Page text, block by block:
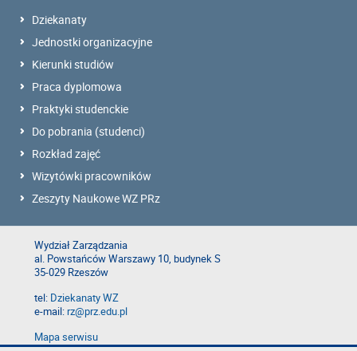
Dziekanaty
Jednostki organizacyjne
Kierunki studiów
Praca dyplomowa
Praktyki studenckie
Do pobrania (studenci)
Rozkład zajęć
Wizytówki pracowników
Zeszyty Naukowe WZ PRz
Wydział Zarządzania
al. Powstańców Warszawy 10, budynek S
35-029 Rzeszów
tel: Dziekanaty WZ
e-mail:rz@prz.edu.pl
Mapa serwisu